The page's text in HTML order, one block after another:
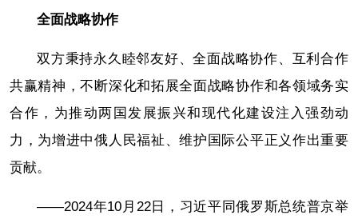
全面战略协作
双方秉持永久睦邻友好、全面战略协作、互利合作
共赢精神，不断深化和拓展全面战略协作和各领域务实
合作，为推动两国发展振兴和现代化建设注入强劲动
力，为增进中俄人民福祉、维护国际公平正义作出重要
贡献。
——2024年10月22日，习近平同俄罗斯总统普京举